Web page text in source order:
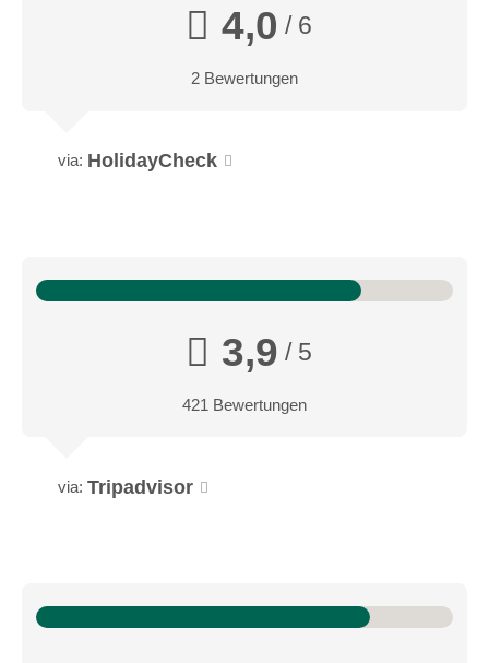
Bikeparks: 1 Bikeparks beschilderte Routen
4,0 / 6
2 Bewertungen
via: HolidayCheck
3,9 / 5
421 Bewertungen
via: Tripadvisor